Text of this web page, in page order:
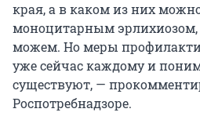
края, а в каком из них
моноцитарным эрлихиозом,
можем. Но меры
уже сейчас каждому и
существуют, —
Роспотребнадзоре.